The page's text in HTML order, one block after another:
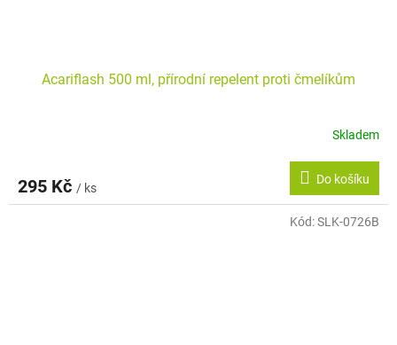
Acariflash 500 ml, přírodní repelent proti čmelíkům
Skladem
295 Kč / ks
Do košíku
Kód:SLK-0726B